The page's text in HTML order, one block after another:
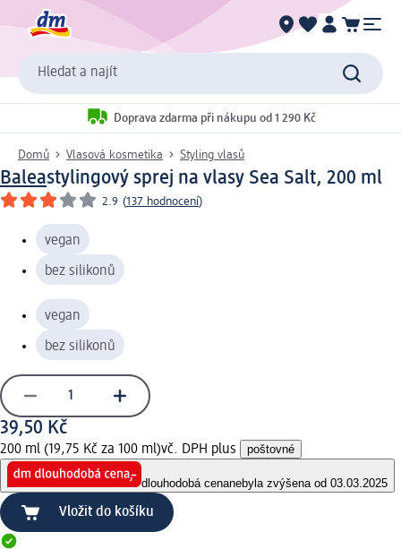
Hledat a najít
Doprava zdarma při nákupu od 1 290 Kč
Domů Vlasová kosmetika Styling vlasů
Baleastylingový sprej na vlasy Sea Salt, 200 ml
2.9 (137 hodnocení)
vegan
bez silikonů
vegan
bez silikonů
39,50 Kč
200 ml (19,75 Kč za 100 ml)vč. DPH plus poštovné
dlouhodobá cenanebyla zvýšena od 03.03.2025
Vložit do košíku